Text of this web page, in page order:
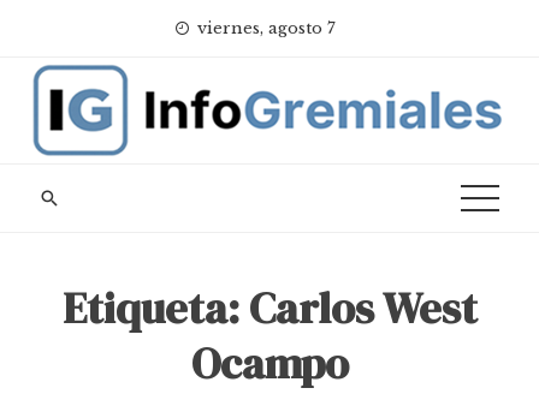
content
viernes, agosto 7
Etiqueta:Carlos West
Ocampo